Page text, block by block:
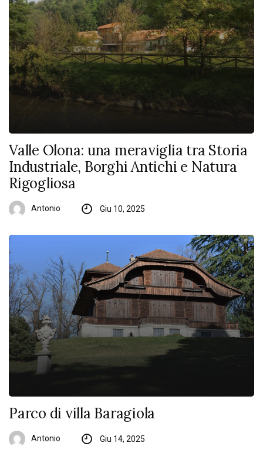
Valle Olona: una meraviglia tra Storia
Industriale, Borghi Antichi e Natura
Rigogliosa
Antonio Giu 10, 2025
Parco di villa Baragiola
Antonio Giu 14, 2025